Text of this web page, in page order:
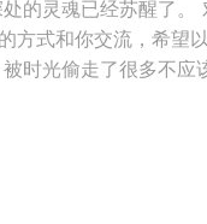
的灵魂已经苏醒了
方式和你交流，希望
时光偷走了很多不